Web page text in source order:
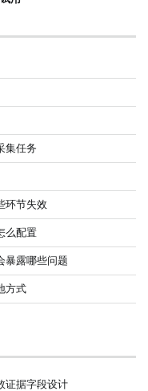
集任务
环节失效
么配置
暴露哪些问题
方式
证据字段设计